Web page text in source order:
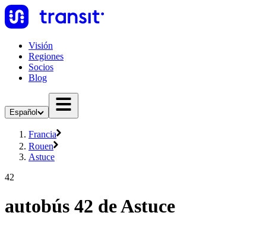
Visión
Regiones
Socios
Blog
Español
Francia
Rouen
Astuce
42
autobús 42 de Astuce